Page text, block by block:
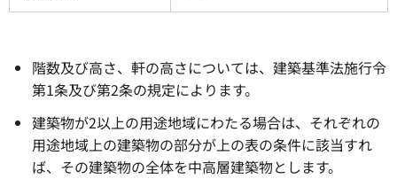
階数及び高さ、軒の高さについては、建築基準法施行令
第1条及び第2条の規定によります。
建築物が2以上の用途地域にわたる場合は、それぞれの
用途地域上の建築物の部分が上の表の条件に該当すれ
ば、その建築物の全体を中高層建築物とします。